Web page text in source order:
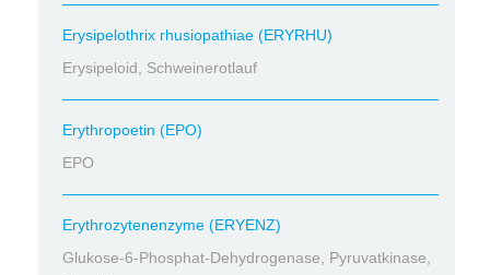
Erysipelothrix rhusiopathiae (ERYRHU)
Erysipeloid, Schweinerotlauf
Erythropoetin (EPO)
EPO
Erythrozytenenzyme (ERYENZ)
Glukose-6-Phosphat-Dehydrogenase, Pyruvatkinase,